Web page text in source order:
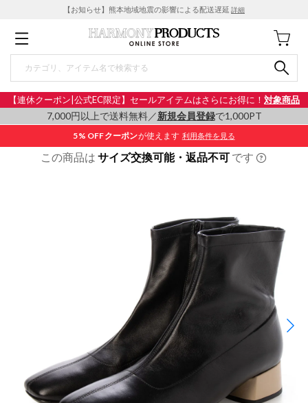
【お知らせ】熊本地域地震の影響による配送遅延 詳細
【連休クーポン|公式EC限定】セールアイテムはさらにお得に！ 対象商品
7,000円以上で送料無料／新規会員登録で1,000PT
5% OFFクーポンが使えます 利用条件を見る
この商品は サイズ交換可能・返品不可 です